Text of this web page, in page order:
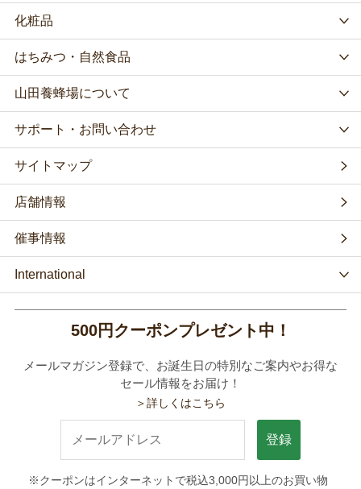
化粧品
はちみつ・自然食品
山田養蜂場について
サポート・お問い合わせ
サイトマップ
店舗情報
催事情報
International
500円クーポンプレゼント中！
メールマガジン登録で、お誕生日の特別なご案内やお得な
セール情報をお届け！
＞詳しくはこちら
登録
※クーポンはインターネットで税込3,000円以上のお買い物